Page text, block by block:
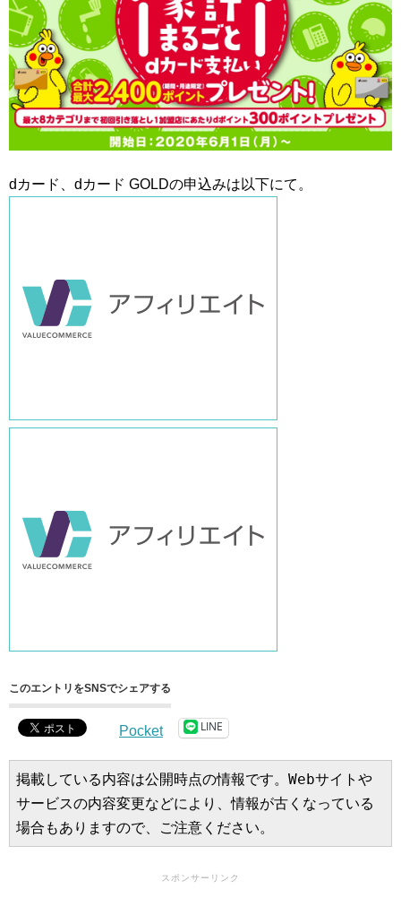
dカード、dカード GOLDの申込みは以下にて。
このエントリをSNSでシェアする
Pocket LINE
掲載している内容は公開時点の情報です。Webサイトや
サービスの内容変更などにより、情報が古くなっている
場合もありますので、ご注意ください。
スポンサーリンク